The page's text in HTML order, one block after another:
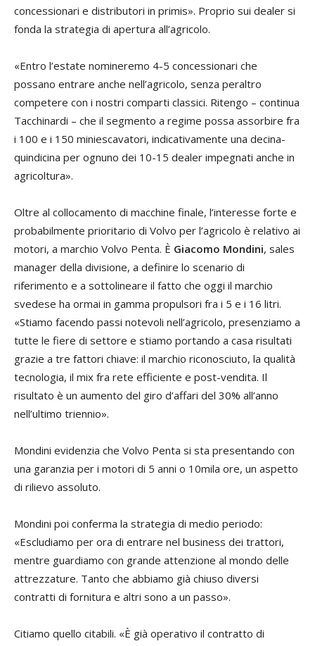
concessionari e distributori in primis». Proprio sui dealer si
fonda la strategia di apertura all’agricolo.
«Entro l’estate nomineremo 4-5 concessionari che
possano entrare anche nell’agricolo, senza peraltro
competere con i nostri comparti classici. Ritengo – continua
Tacchinardi – che il segmento a regime possa assorbire fra
i 100 e i 150 miniescavatori, indicativamente una decina-
quindicina per ognuno dei 10-15 dealer impegnati anche in
agricoltura».
Oltre al collocamento di macchine finale, l’interesse forte e
probabilmente prioritario di Volvo per l’agricolo è relativo ai
motori, a marchio Volvo Penta. È Giacomo Mondini, sales
manager della divisione, a definire lo scenario di
riferimento e a sottolineare il fatto che oggi il marchio
svedese ha ormai in gamma propulsori fra i 5 e i 16 litri.
«Stiamo facendo passi notevoli nell’agricolo, presenziamo a
tutte le fiere di settore e stiamo portando a casa risultati
grazie a tre fattori chiave: il marchio riconosciuto, la qualità
tecnologia, il mix fra rete efficiente e post-vendita. Il
risultato è un aumento del giro d’affari del 30% all’anno
nell’ultimo triennio».
Mondini evidenzia che Volvo Penta si sta presentando con
una garanzia per i motori di 5 anni o 10mila ore, un aspetto
di rilievo assoluto.
Mondini poi conferma la strategia di medio periodo:
«Escludiamo per ora di entrare nel business dei trattori,
mentre guardiamo con grande attenzione al mondo delle
attrezzature. Tanto che abbiamo già chiuso diversi
contratti di fornitura e altri sono a un passo».
Citiamo quello citabili. «È già operativo il contratto di